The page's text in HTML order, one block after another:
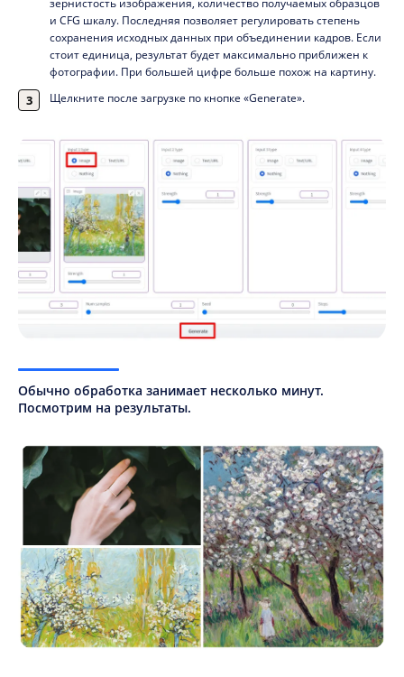
зернистость изображения, количество получаемых образцов
и CFG шкалу. Последняя позволяет регулировать степень
сохранения исходных данных при объединении кадров. Если
стоит единица, результат будет максимально приближен к
фотографии. При большей цифре больше похож на картину.
Щелкните после загрузке по кнопке «Generate».
Обычно обработка занимает несколько минут.
Посмотрим на результаты.